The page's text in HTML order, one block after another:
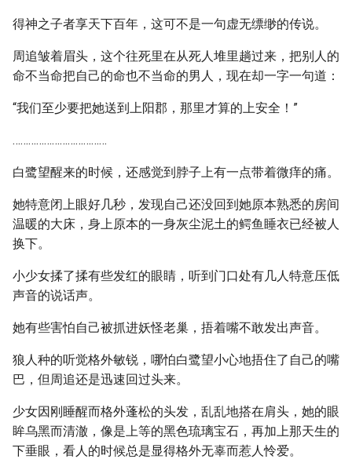
得神之子者享天下百年，这可不是一句虚无缥缈的传说。
周追皱着眉头，这个往死里在从死人堆里趟过来，把别人的
命不当命把自己的命也不当命的男人，现在却一字一句道：
“我们至少要把她送到上阳郡，那里才算的上安全！”
………………………………
白鹭望醒来的时候，还感觉到脖子上有一点带着微痒的痛。
她特意闭上眼好几秒，发现自己还没回到她原本熟悉的房间
温暖的大床，身上原本的一身灰尘泥土的鳄鱼睡衣已经被人
换下。
小少女揉了揉有些发红的眼睛，听到门口处有几人特意压低
声音的说话声。
她有些害怕自己被抓进妖怪老巢，捂着嘴不敢发出声音。
狼人种的听觉格外敏锐，哪怕白鹭望小心地捂住了自己的嘴
巴，但周追还是迅速回过头来。
少女因刚睡醒而格外蓬松的头发，乱乱地搭在肩头，她的眼
眸乌黑而清澈，像是上等的黑色琉璃宝石，再加上那天生的
下垂眼，看人的时候总是显得格外无辜而惹人怜爱。